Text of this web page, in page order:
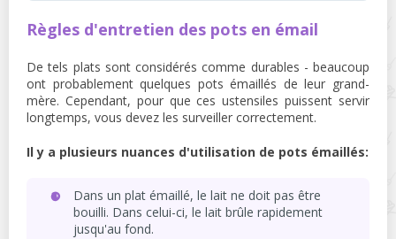
Règles d'entretien des pots en émail
De tels plats sont considérés comme durables - beaucoup
ont probablement quelques pots émaillés de leur grand-
mère. Cependant, pour que ces ustensiles puissent servir
longtemps, vous devez les surveiller correctement.
Il y a plusieurs nuances d'utilisation de pots émaillés:
Dans un plat émaillé, le lait ne doit pas être
bouilli. Dans celui-ci, le lait brûle rapidement
jusqu'au fond.